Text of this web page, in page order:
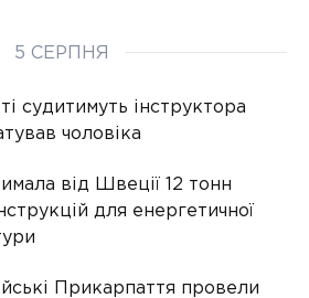
5 СЕРПНЯ
судитимуть інструктора
чоловіка
від Швеції 12 тонн
для енергетичної
Прикарпаття провели